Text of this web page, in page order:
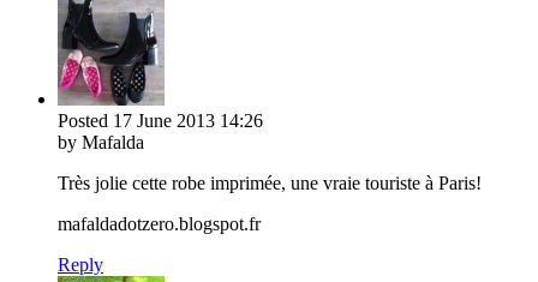
Posted 17 June 2013 14:26
by Mafalda
Très jolie cette robe imprimée, une vraie touriste à Paris!
mafaldadotzero.blogspot.fr
Reply